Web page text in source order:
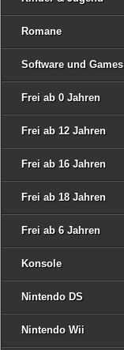
Romane
Software und Games
Frei ab 0 Jahren
Frei ab 12 Jahren
Frei ab 16 Jahren
Frei ab 18 Jahren
Frei ab 6 Jahren
Konsole
Nintendo DS
Nintendo Wii